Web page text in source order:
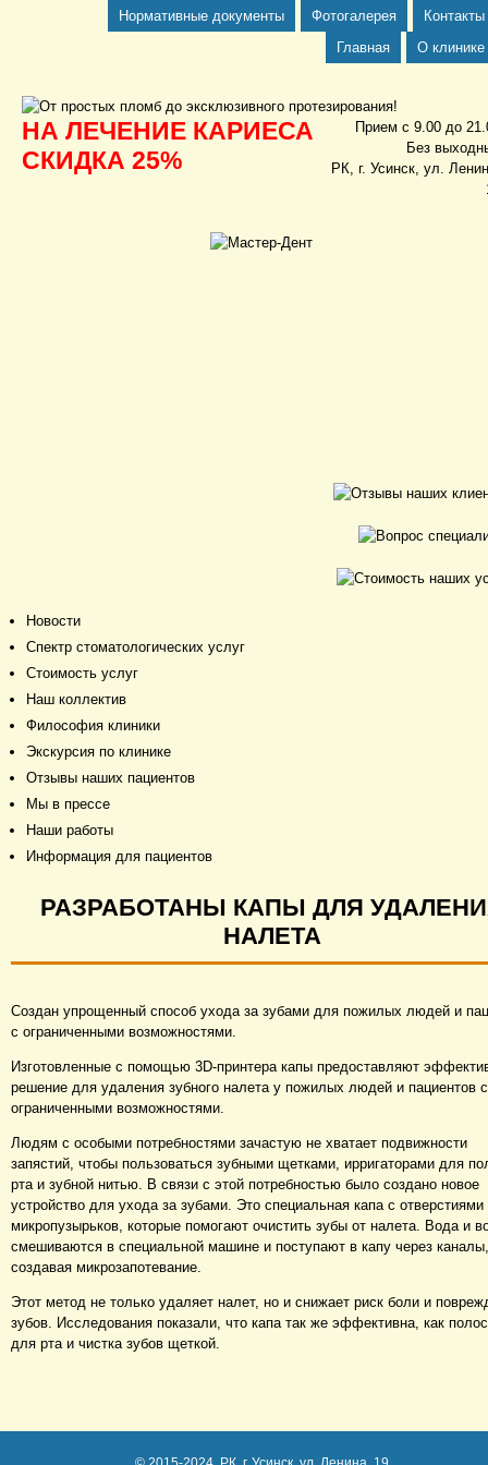
Контакты
Фотогалерея
Нормативные документы
О клинике
Главная
НА ЛЕЧЕНИЕ КАРИЕСА
СКИДКА 25%
Прием с 9.00 до
Без
РК, г. Усинск, ул.
Новости
Спектр стоматологических услуг
Стоимость услуг
Наш коллектив
Философия клиники
Экскурсия по клинике
Отзывы наших пациентов
Мы в прессе
Наши работы
Информация для пациентов
РАЗРАБОТАНЫ КАПЫ ДЛЯ
НАЛЕТА
Создан упрощенный способ ухода за зубами для пожилых людей и
с ограниченными возможностями.
Изготовленные с помощью 3D-принтера капы предоставляют
решение для удаления зубного налета у пожилых людей и пациентов с
ограниченными возможностями.
Людям с особыми потребностями зачастую не хватает подвижности
запястий, чтобы пользоваться зубными щетками, ирригаторами для
рта и зубной нитью. В связи с этой потребностью было создано новое
устройство для ухода за зубами. Это специальная капа с
микропузырьков, которые помогают очистить зубы от налета. Вода и
смешиваются в специальной машине и поступают в капу через каналы,
создавая микрозапотевание.
Этот метод не только удаляет налет, но и снижает риск боли и
зубов. Исследования показали, что капа так же эффективна, как
для рта и чистка зубов щеткой.